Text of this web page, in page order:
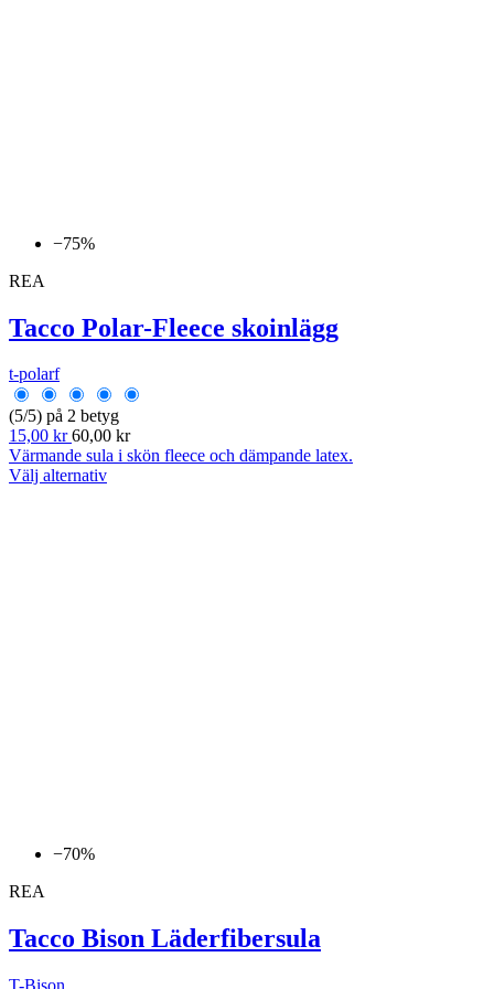
−75%
REA
Tacco Polar-Fleece skoinlägg
t-polarf
(5/5) på 2 betyg
15,00 kr60,00 kr
Värmande sula i skön fleece och dämpande latex.
Välj alternativ
−70%
REA
Tacco Bison Läderfibersula